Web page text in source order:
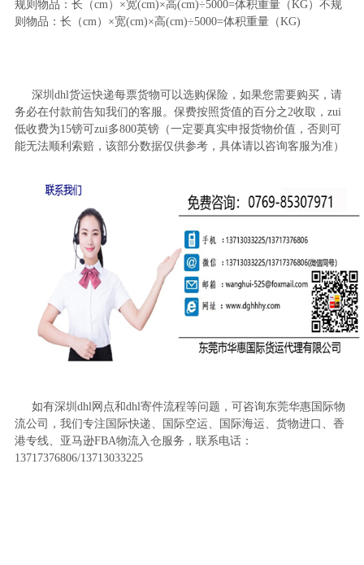
规则物品：长（cm ）×宽(cm)×高(cm)÷5000=体积重量（KG）不规
则物品：长（cm ）×宽(cm)×高(cm)÷5000=体积重量（KG)
深圳dhl货运快递每票货物可以选购保险，如果您需要购买，请
务必在付款前告知我们的客服。保费按照货值的百分之 2收取， zui
低收费为15镑可zui多800英镑（一定要真实申报货物价值，否则可
能无法顺利索赔，该部分数据仅供参考，具体请以咨询客服为准）
如有深圳dhl 网点和dhl寄件流程等问题，可咨询东莞华惠国际物
流公司，我们专注国际快递、国际空运、国际海运、货物进口、香
港专线、亚马逊FBA物流入仓服务，联系电话：
13717376806/13713033225